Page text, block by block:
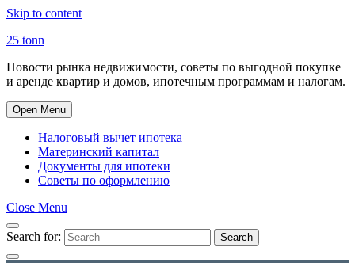
Skip to content
25 tonn
Новости рынка недвижимости, советы по выгодной покупке
и аренде квартир и домов, ипотечным программам и налогам.
Open Menu
Налоговый вычет ипотека
Материнский капитал
Документы для ипотеки
Советы по оформлению
Close Menu
Search for: Search